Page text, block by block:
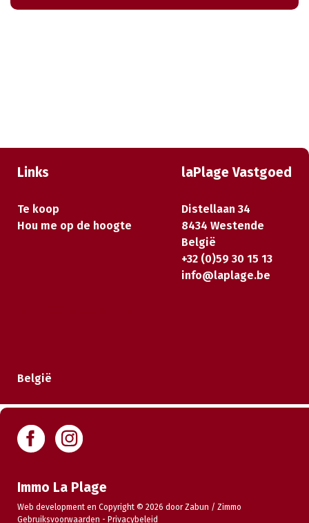
Links
Te koop
Hou me op de hoogte
laPlage Vastgoed
Distellaan 34
8434 Westende
België
+32 (0)59 30 15 13
info@laplage.be
België
Immo La Plage
Web development en Copyright © 2026 doorZabun / Zimmo
Gebruiksvoorwaarden - Privacybeleid